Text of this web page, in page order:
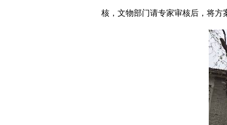
核，文物部门请专家审核后，将方